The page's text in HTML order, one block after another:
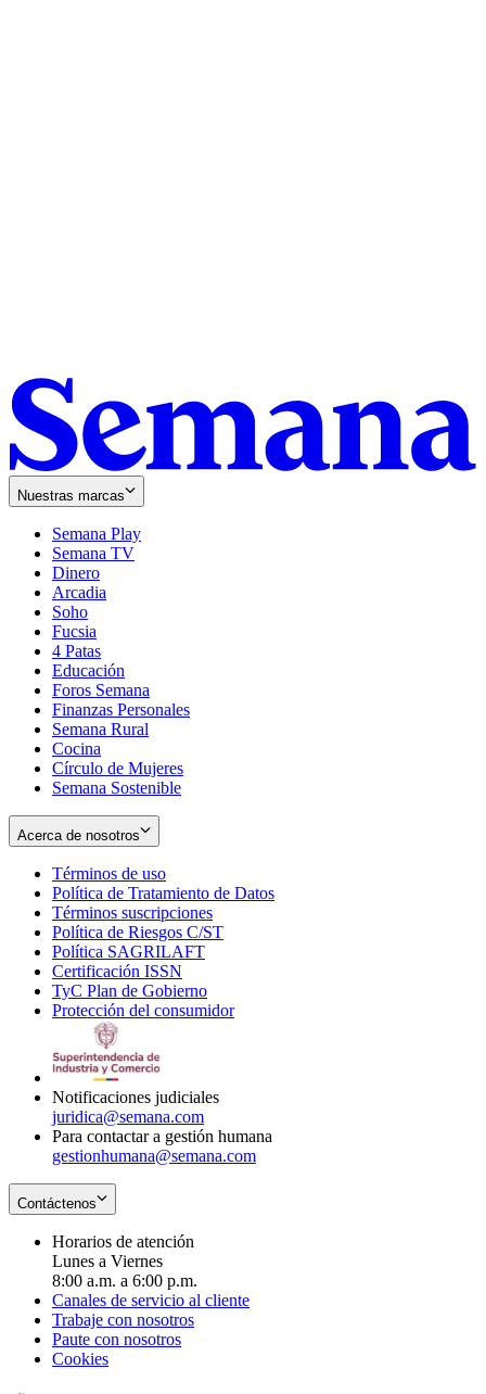
Nuestras marcas
Semana Play
Semana TV
Dinero
Arcadia
Soho
in
new
window
Fucsia
in
new
window
4 Patas
Educación
Foros Semana
Finanzas Personales
Semana Rural
Cocina
Círculo de Mujeres
Semana Sostenible
Acerca de nosotros
Términos de uso
in
new
window
Política de Tratamiento de Datos
Términos suscripciones
in
Política de Riesgos C/ST
Política SAGRILAFT
new
window
Certificación ISSN
in
new
TyC Plan de Gobierno
in
Protección del consumidorOpens
Notificaciones judiciales
juridica@semana.com
Para contactar a gestión humana
gestionhumana@semana.com
Contáctenos
Horarios de atención
Lunes a Viernes
8:00 a.m. a 6:00 p.m.
Canales de servicio al cliente
Trabaje con nosotros
Paute con nosotros
Cookies